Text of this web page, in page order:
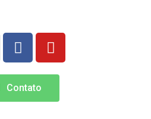
Contato